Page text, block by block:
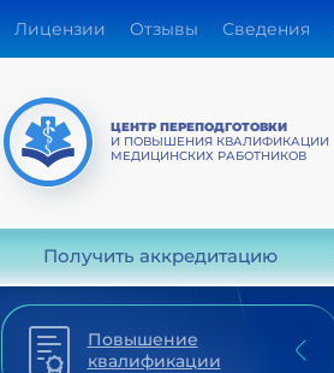
Лицензии Отзывы Сведения
ЦЕНТР ПЕРЕПОДГОТОВКИ
И ПОВЫШЕНИЯ КВАЛИФИКАЦИИ
МЕДИЦИНСКИХ РАБОТНИКОВ
Получить аккредитацию
Повышение
квалификации